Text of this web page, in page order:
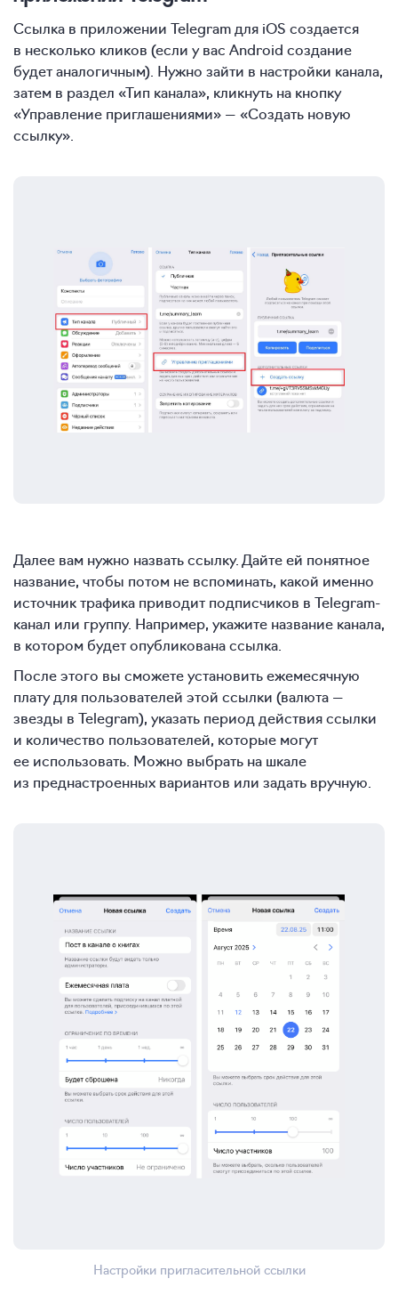
Ссылка в приложении Telegram для iOS создается
в несколько кликов (если у вас Android создание
будет аналогичным). Нужно зайти в настройки канала,
затем в раздел «Тип канала», кликнуть на кнопку
«Управление приглашениями» — «Создать новую
ссылку».
Далее вам нужно назвать ссылку. Дайте ей понятное
название, чтобы потом не вспоминать, какой именно
источник трафика приводит подписчиков в Telegram-
канал или группу. Например, укажите название канала,
в котором будет опубликована ссылка.
После этого вы сможете установить ежемесячную
плату для пользователей этой ссылки (валюта —
звезды в Telegram), указать период действия ссылки
и количество пользователей, которые могут
ее использовать. Можно выбрать на шкале
из преднастроенных вариантов или задать вручную.
Настройки пригласительной ссылки